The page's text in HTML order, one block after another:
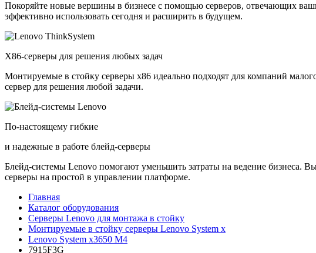
Покоряйте новые вершины в бизнесе с помощью серверов, отвечающих
эффективно использовать сегодня и расширить в будущем.
X86-серверы для решения любых задач
Монтируемые в стойку серверы x86 идеально подходят для компаний
сервер для решения любой задачи.
По-настоящему гибкие
и надежные в работе блейд-серверы
Блейд-системы Lenovo помогают уменьшить затраты на ведение бизнеса.
серверы на простой в управлении платформе.
Главная
Каталог оборудования
Серверы Lenovo для монтажа в стойку
Монтируемые в стойку серверы Lenovo System x
Lenovo System x3650 M4
7915F3G